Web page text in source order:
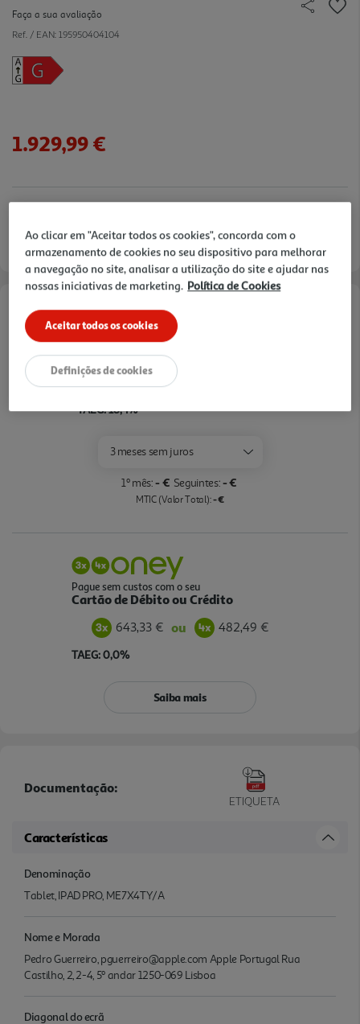
Faça a sua avaliação
Ref. / EAN: 195950404104
1.929,99 €
Entrega estimada entre 20/08/2026 e 21/08/2026
Opções de Financiamento
TAEG: 18,4%
Cartão Oney Auchan
saiba mais >
3 meses sem juros
1º mês:- € Seguintes:- €
MTIC (Valor Total):- €
Pague sem custos com o seu
Cartão de Débito ou Crédito
643,33 € ou 482,49 €
TAEG: 0,0%
Saiba mais
Documentação:
ETIQUETA
Características
Denominação
Tablet, IPAD PRO, ME7X4TY/A
Nome e Morada
Pedro Guerreiro, pguerreiro@apple.com Apple Portugal Rua
Castilho, 2, 2-4, 5º andar 1250-069 Lisboa
Diagonal do ecrã
Ao clicar em "Aceitar todos os cookies", concorda com o
armazenamento de cookies no seu dispositivo para melhorar
a navegação no site, analisar a utilização do site e ajudar nas
nossas iniciativas de marketing. Política de Cookies
Aceitar todos os cookies
Definições de cookies